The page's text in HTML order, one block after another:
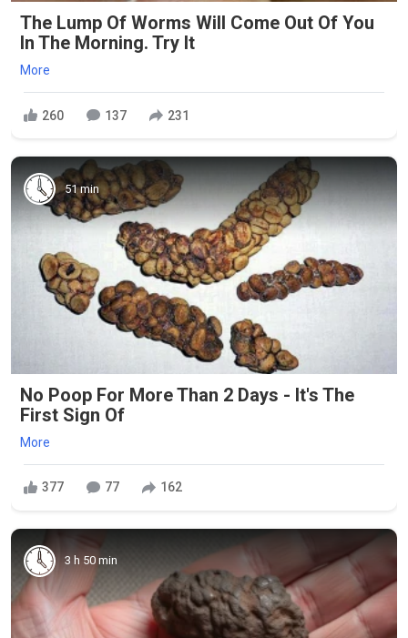
The Lump Of Worms Will Come Out Of You
In The Morning. Try It
More
260 137 231
51 min
No Poop For More Than 2 Days - It's The
First Sign Of
More
377 77 162
3 h 50 min